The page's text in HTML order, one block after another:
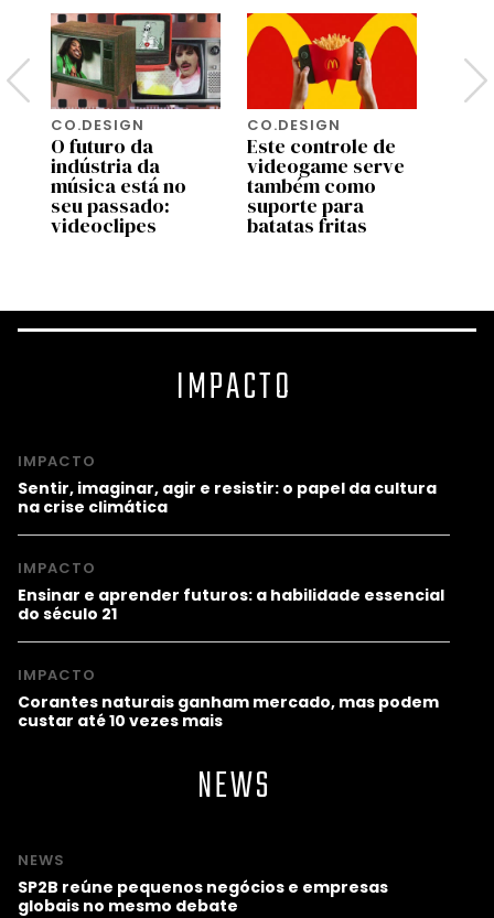
CO.DESIGN
O futuro da
indústria da
música está no
seu passado:
videoclipes
CO.DESIGN
Este controle de
videogame serve
também como
suporte para
batatas fritas
IMPACTO
IMPACTO
Sentir, imaginar, agir e resistir: o papel da cultura
na crise climática
IMPACTO
Ensinar e aprender futuros: a habilidade essencial
do século 21
IMPACTO
Corantes naturais ganham mercado, mas podem
custar até 10 vezes mais
NEWS
NEWS
SP2B reúne pequenos negócios e empresas
globais no mesmo debate